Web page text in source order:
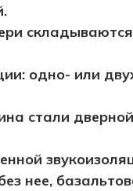
одно- или
стали
нее,